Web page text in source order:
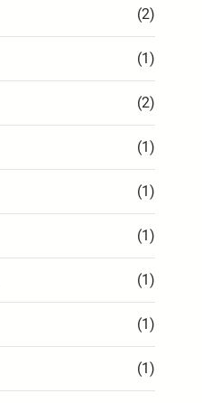
(2)
(1)
(2)
(1)
(1)
(1)
(1)
(1)
(1)